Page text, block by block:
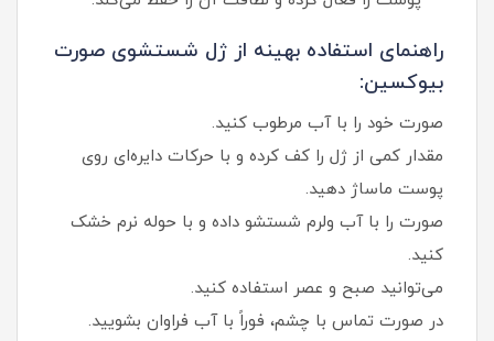
راهنمای استفاده بهینه از ژل شستشوی صورت
بیوکسین:
صورت خود را با آب مرطوب کنید.
مقدار کمی از ژل را کف کرده و با حرکات دایره‌ای روی
پوست ماساژ دهید.
صورت را با آب ولرم شستشو داده و با حوله نرم خشک
کنید.
می‌توانید صبح و عصر استفاده کنید.
در صورت تماس با چشم، فوراً با آب فراوان بشویید.